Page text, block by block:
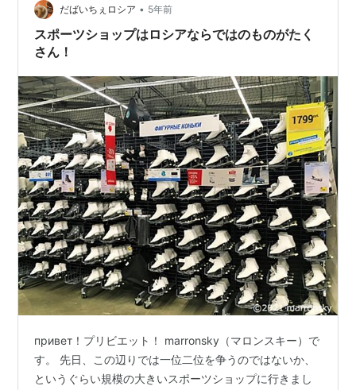
お勧めの運動って何？ ３．…
だばいちぇロシア • 5年前
スポーツショップはロシアならではのものがたく
さん！
привет！プリビエット！ marronsky（マロンスキー）で
す。 先日、この辺りでは一位二位を争うのではないか、
というぐらい規模の大きいスポーツショップに行きまし